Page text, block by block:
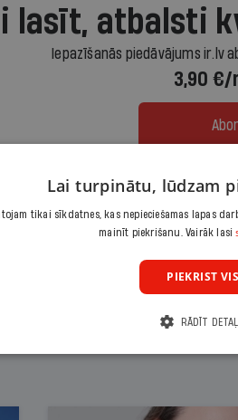
lasīt, atbalsti
Iepazīšanās piedāvājums ir.lv
3,90 €/
Citas abonēšanas
Lai turpinātu, lūdzam
tikai sīkdatnes, kas nepieciešamas lapas
mainīt piekrišanu. Vairāk lasi
PIEKRIST
RĀDĪT